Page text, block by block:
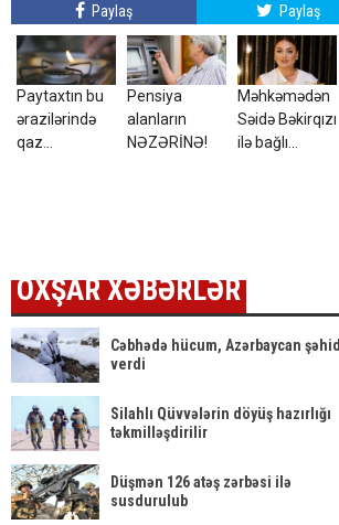
Paylaş Paylaş
Paytaxtın bu
ərazilərində
qaz
Pensiya
alanların
NƏZƏRİNƏ!
Məhkəmədən
Səidə Bəkirqızı
ilə bağlı
OXŞAR XƏBƏRLƏR
Cəbhədə hücum, Azərbaycan şəhid
verdi
Silahlı Qüvvələrin döyüş hazırlığı
təkmilləşdirilir
Düşmən 126 atəş zərbəsi ilə
susdurulub